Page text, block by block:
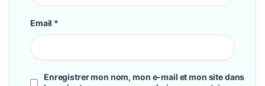
Email *
Enregistrer mon nom, mon e-mail et mon site dans